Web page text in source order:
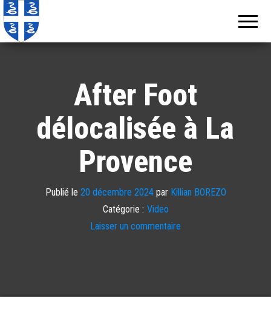
After Foot
délocalisée à La
Provence
Publié le 20 décembre 2024par Killian BOREZO
Catégorie : Video
Laisser un commentaire